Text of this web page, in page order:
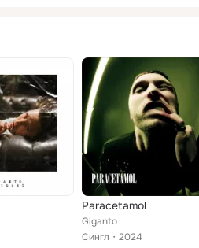
Paracetamol
Giganto
Сингл
2024